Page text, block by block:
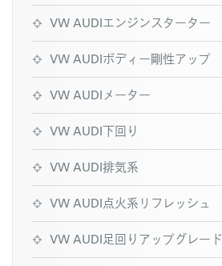
VW AUDIエンジンスターター
VW AUDIボディー剛性アップ
VW AUDIメーター
VW AUDI下回り
VW AUDI排気系
VW AUDI点火系リフレッシュ
VW AUDI足回りアップグレード